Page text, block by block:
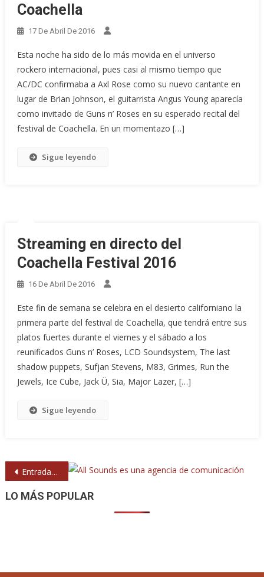
Coachella
17 De Abril De 2016
Esta noche ha sido de lo más movida en el universo
rockero internacional, pues casi al mismo tiempo que
AC/DC confirmaba a Axl Rose como su nuevo cantante en
lugar de Brian Johnson, el guitarrista Angus Young aparecía
como invitado de Guns n’ Roses en su esperado recital del
festival de Coachella. En un momentazo […]
Sigue leyendo
Streaming en directo del
Coachella Festival 2016
16 De Abril De 2016
Este fin de semana se celebra en el desierto californiano la
primera parte del festival de Coachella, que tendrá entre sus
platos fuertes durante el viernes y el sábado a los
reunificados Guns n’ Roses, LCD Soundsystem, The last
shadow puppets, Sufjan Stevens, M83, Grimes, Run the
Jewels, Ice Cube, Jack Ü, Sia, Major Lazer, […]
Sigue leyendo
Navegación
de
Entradas anteriores
LO MÁS POPULAR